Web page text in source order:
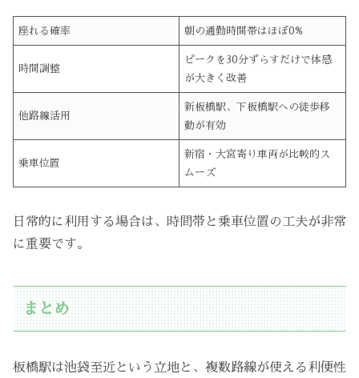
座れる確率 朝の通勤時間帯はほぼ0%
時間調整
ピークを30分ずらすだけで体感
が大きく改善
他路線活用
新板橋駅、下板橋駅への徒歩移
動が有効
乗車位置
新宿・大宮寄り車両が比較的ス
ムーズ
日常的に利用する場合は、時間帯と乗車位置の工夫が非常
に重要です。
まとめ
板橋駅は池袋至近という立地と、複数路線が使える利便性